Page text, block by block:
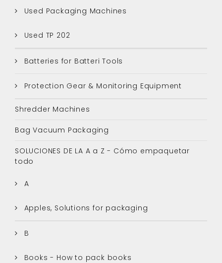
Used Packaging Machines
Used TP 202
Batteries for Batteri Tools
Protection Gear & Monitoring Equipment
Shredder Machines
Bag Vacuum Packaging
SOLUCIONES DE LA A a Z - Cómo empaquetar
todo
A
Apples, Solutions for packaging
B
Books - How to pack books